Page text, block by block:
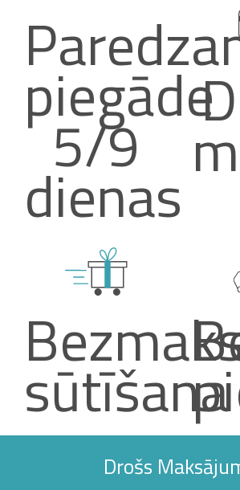
piegāde
5/9
dienas
sūtīšana
Drošs